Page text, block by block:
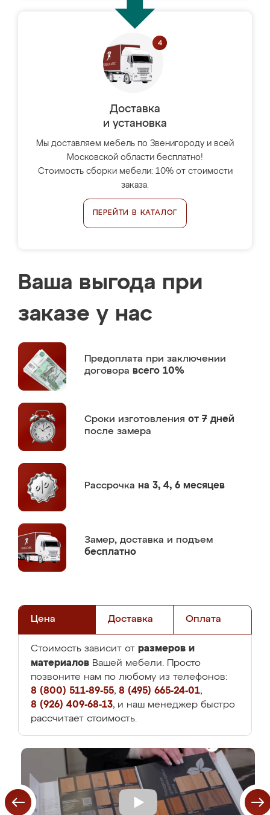
Доставка
и установка
Мы доставляем мебель по Звенигороду и всей
Московской области бесплатно!
Стоимость сборки мебели: 10% от стоимости
заказа.
ПЕРЕЙТИ В КАТАЛОГ
Ваша выгода при
заказе у нас
Предоплата при заключении
договора всего 10%
Сроки изготовления от 7 дней
после замера
Рассрочка на 3, 4, 6 месяцев
Замер, доставка и подъем
бесплатно
Цена Доставка Оплата
Стоимость зависит от размеров и
материалов Вашей мебели. Просто
позвоните нам по любому из телефонов:
8 (800) 511-89-55, 8 (495) 665-24-01,
8 (926) 409-68-13, и наш менеджер быстро
рассчитает стоимость.